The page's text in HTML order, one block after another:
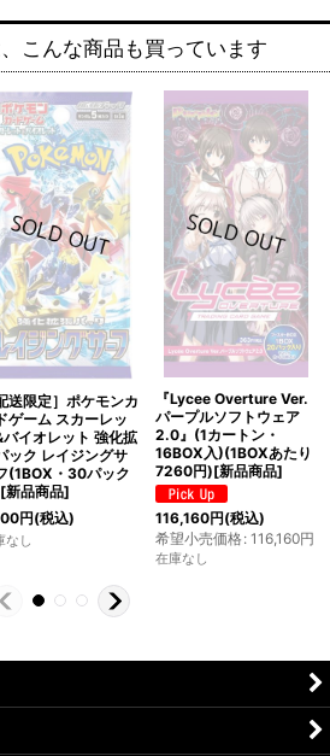
こんな商品も買っています
送限定］ポケモンカ
ゲーム スカーレッ
バイオレット 強化拡
ック レイジングサ
(1BOX・30パック
新品商品]
円(税込)
なし
『Lycee Overture Ver.
パープルソフトウェア
2.0』(1カートン・
16BOX入)(1BOXあたり
7260円)[新品商品]
116,160円(税込)
希望小売価格: 116,160円
在庫なし